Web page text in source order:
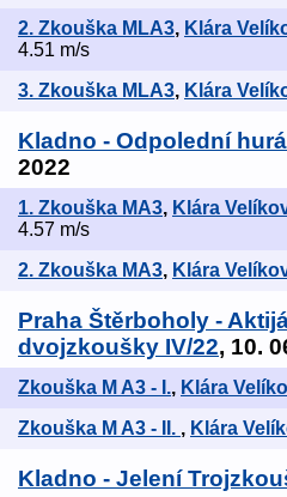
2. Zkouška MLA3, Klára
4.51 m/s
3. Zkouška MLA3, Klára
Kladno - Odpolední
2022
1. Zkouška MA3, Klára
4.57 m/s
2. Zkouška MA3, Klára
Praha Štěrboholy -
dvojzkoušky IV/22, 10.
Zkouška M A3 - I., Klára
Zkouška M A3 - II. , Klára
Kladno - Jelení